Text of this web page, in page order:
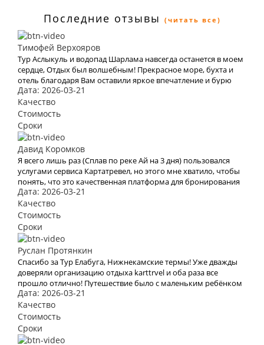
Последние отзывы (читать все)
Тимофей Верхояров
Тур Аслыкуль и водопад Шарлама навсегда останется в моем
сердце, Отдых был волшебным! Прекрасное море, бухта и
отель благодаря Вам оставили яркое впечатление и бурю
эмоций. В это место хочется возвращаться Снова и снова.
Спасибо Вам за Вашу работу. Мы с мужем рады, что
обратились к Вам. Теперь с Вами отдых для нас больше не
проблема
Дата: 2026-03-21
Качество
Стоимость
Сроки
Давид Коромков
Я всего лишь раз (Сплав по реке Ай на 3 дня) пользовался
услугами сервиса Картатревел, но этого мне хватило, чтобы
понять, что это качественная платформа для бронирования
туров. Хочу отметить невысокие цены, удобный сайт и
простоту оформления заявки на тур
Дата: 2026-03-21
Качество
Стоимость
Сроки
Руслан Протянкин
Спасибо за Тур Елабуга, Нижнекамские термы! Уже дважды
доверяли организацию отдыха karttrvel и оба раза все
прошло отлично! Путешествие было с маленьким ребёнком
поэтому к выбору тура подходили особенно трепетно.
Большое спасибо за помощь во всех организационных
вопросах, быстрое оформление виз и такое внимательное
отношение!
Дата: 2026-03-21
Качество
Стоимость
Сроки